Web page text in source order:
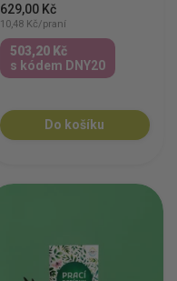
629,00 Kč
10,48 Kč/praní
503,20 Kč
s kódem DNY20
Do košíku